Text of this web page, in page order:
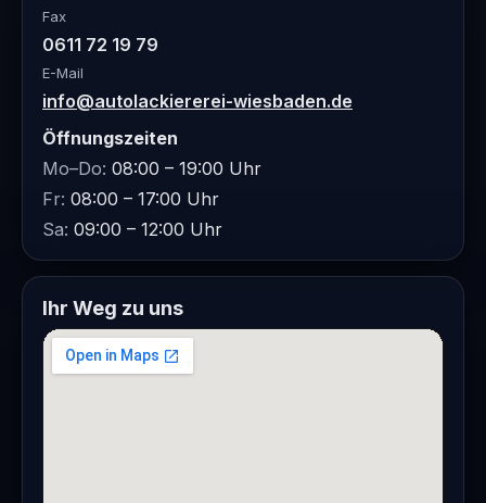
Fax
0611 72 19 79
E-Mail
info@autolackiererei-wiesbaden.de
Öffnungszeiten
Mo–Do: 08:00 – 19:00 Uhr
Fr: 08:00 – 17:00 Uhr
Sa: 09:00 – 12:00 Uhr
Ihr Weg zu uns